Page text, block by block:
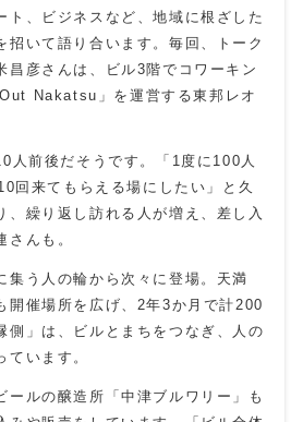
ト、ビジネスなど、地域に根ざした
招いて語り合います。毎回、トーク
昌彦さんは、ビル3階でコワーキン
Nakatsu」を運営する東邦レオ
人前後だそうです。「1度に100人
回来てもらえる場にしたい」と久
、繰り返し訪れる人が増え、差し入
さんも。
う人の輪から次々に登場。天満
開催場所を広げ、2年3か月で計200
側」は、ビルとまちをつなぎ、人の
ています。
ルの醸造所「中津ブルワリー」も